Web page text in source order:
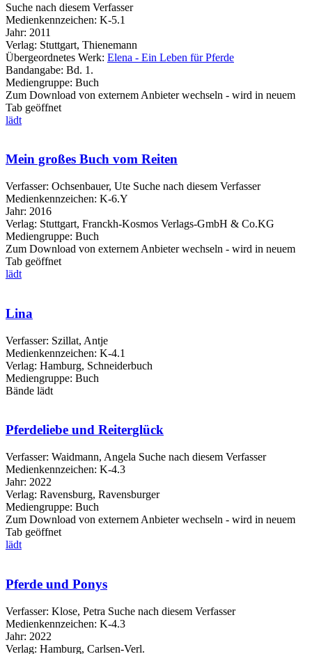
Suche nach diesem Verfasser
Medienkennzeichen: K-5.1
Jahr: 2011
Verlag: Stuttgart, Thienemann
Übergeordnetes Werk: Elena - Ein Leben für Pferde
Bandangabe: Bd. 1.
Mediengruppe: Buch
Zum Download von externem Anbieter wechseln - wird in neuem
Tab geöffnet
lädt
Mein großes Buch vom Reiten
Verfasser: Ochsenbauer, Ute Suche nach diesem Verfasser
Medienkennzeichen: K-6.Y
Jahr: 2016
Verlag: Stuttgart, Franckh-Kosmos Verlags-GmbH & Co.KG
Mediengruppe: Buch
Zum Download von externem Anbieter wechseln - wird in neuem
Tab geöffnet
lädt
Lina
Verfasser: Szillat, Antje
Medienkennzeichen: K-4.1
Verlag: Hamburg, Schneiderbuch
Mediengruppe: Buch
Bände lädt
Pferdeliebe und Reiterglück
Verfasser: Waidmann, Angela Suche nach diesem Verfasser
Medienkennzeichen: K-4.3
Jahr: 2022
Verlag: Ravensburg, Ravensburger
Mediengruppe: Buch
Zum Download von externem Anbieter wechseln - wird in neuem
Tab geöffnet
lädt
Pferde und Ponys
Verfasser: Klose, Petra Suche nach diesem Verfasser
Medienkennzeichen: K-4.3
Jahr: 2022
Verlag: Hamburg, Carlsen-Verl.